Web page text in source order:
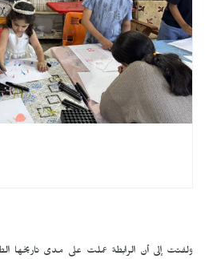
ولفتت إلى أن الرابطة عملت على مدى تاريخها